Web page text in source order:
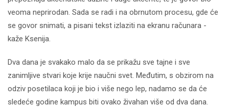
veoma neprirodan. Sada se radi i na obrnutom procesu, gde će
se govor snimati, a pisani tekst izlaziti na ekranu računara -
kaže Ksenija.
Dva dana je svakako malo da se prikažu sve tajne i sve
zanimljive stvari koje krije naučni svet. Međutim, s obzirom na
odziv posetilaca koji je bio i više nego lep, nadamo se da će
sledeće godine kampus biti ovako živahan više od dva dana.